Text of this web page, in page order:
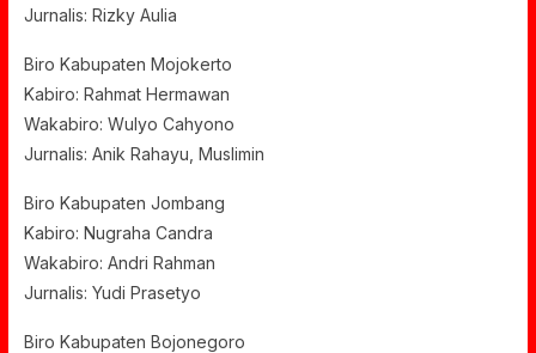
Jurnalis: Rizky Aulia
Biro Kabupaten Mojokerto
Kabiro: Rahmat Hermawan
Wakabiro: Wulyo Cahyono
Jurnalis: Anik Rahayu, Muslimin
Biro Kabupaten Jombang
Kabiro: Nugraha Candra
Wakabiro: Andri Rahman
Jurnalis: Yudi Prasetyo
Biro Kabupaten Bojonegoro